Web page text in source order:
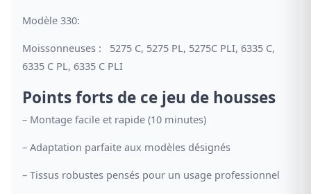
Modèle 330:
Moissonneuses : 5275 C, 5275 PL, 5275C PLI, 6335 C,
6335 C PL, 6335 C PLI
Points forts de ce jeu de housses
– Montage facile et rapide (10 minutes)
– Adaptation parfaite aux modèles désignés
– Tissus robustes pensés pour un usage professionnel